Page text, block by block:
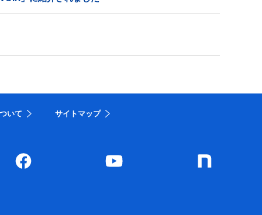
いて サイトマップ